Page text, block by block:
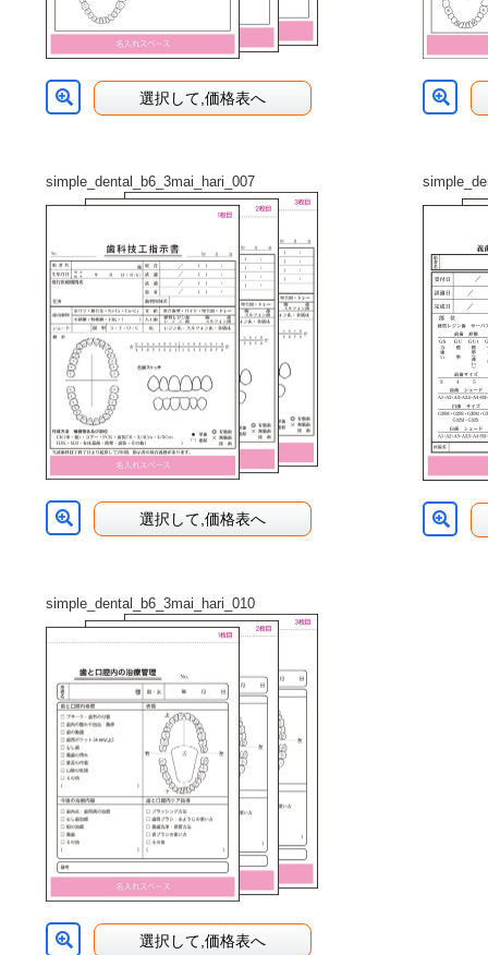
選択して,価格表へ
simple_dental_b6_3mai_hari_007
選択して,価格表へ
simple_dental_b6_3mai_hari_010
選択して,価格表へ